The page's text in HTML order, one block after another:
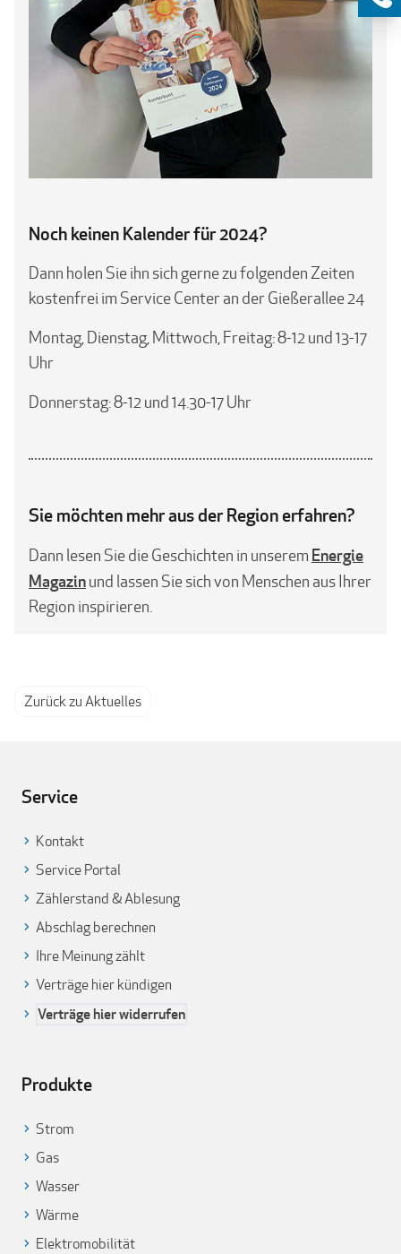
Noch keinen Kalender für 2024?
Dann holen Sie ihn sich gerne zu folgenden Zeiten
kostenfrei im Service Center an der Gießerallee 24
Montag, Dienstag, Mittwoch, Freitag: 8-12 und 13-17
Uhr
Donnerstag: 8-12 und 14.30-17 Uhr
Sie möchten mehr aus der Region erfahren?
Dann lesen Sie die Geschichten in unserem Energie
Magazinund lassen Sie sich von Menschen aus Ihrer
Region inspirieren.
Zurück zu Aktuelles
Service
Kontakt
Service Portal
Zählerstand & Ablesung
Abschlag berechnen
Ihre Meinung zählt
Verträge hier kündigen
Verträge hier widerrufen
Produkte
Strom
Gas
Wasser
Wärme
Elektromobilität